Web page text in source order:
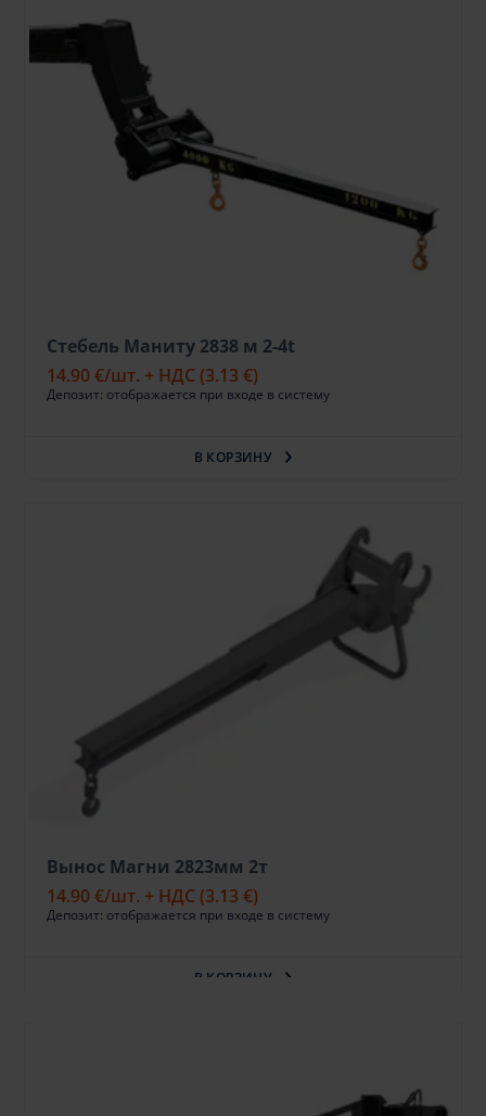
Стебель Маниту 2838 м 2-4t
14.90 €/шт. + НДС (3.13 €)
Депозит: отображается при входе в систему
В КОРЗИНУ
Вынос Магни 2823мм 2т
14.90 €/шт. + НДС (3.13 €)
Депозит: отображается при входе в систему
В КОРЗИНУ